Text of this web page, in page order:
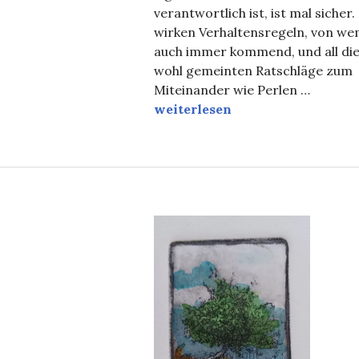
verantwortlich ist, ist mal sicher.
wirken Verhaltensregeln, von
auch immer kommend, und all die
wohl gemeinten Ratschläge zum
Miteinander wie Perlen …
„Gott nutzte eine Handpuppe,
weiterlesen